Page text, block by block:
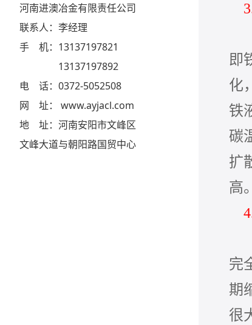
河南进澳冶金有限责任公司
联系人：李经理
手 机：13137197821
13137197892
电 话：0372-5052508
网 址： www.ayjacl.com
地 址：河南安阳市文峰区
文峰大道与朝阳路国贸中心
即
化
铁
碳
扩
高。
完
期
很